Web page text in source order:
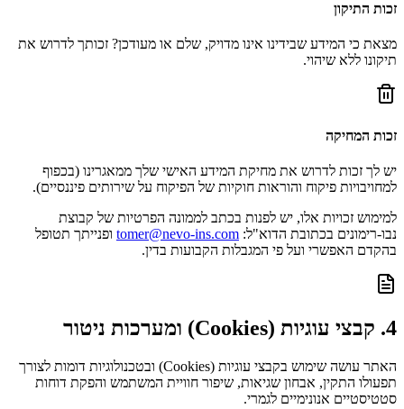
זכות התיקון
מצאת כי המידע שבידינו אינו מדויק, שלם או מעודכן? זכותך לדרוש את
תיקונו ללא שיהוי.
זכות המחיקה
יש לך זכות לדרוש את מחיקת המידע האישי שלך ממאגרינו (בכפוף
למחויבויות פיקוח והוראות חוקיות של הפיקוח על שירותים פיננסיים).
למימוש זכויות אלו, יש לפנות בכתב לממונה הפרטיות של קבוצת
נבו-רימונים בכתובת הדוא"ל: tomer@nevo-ins.com ופנייתך תטופל
בהקדם האפשרי ועל פי המגבלות הקבועות בדין.
4. קבצי עוגיות (Cookies) ומערכות ניטור
האתר עושה שימוש בקבצי עוגיות (Cookies) ובטכנולוגיות דומות לצורך
תפעולו התקין, אבחון שגיאות, שיפור חוויית המשתמש והפקת דוחות
סטטיסטיים אנונימיים לגמרי.